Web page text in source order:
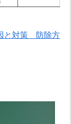
と対策 防除方